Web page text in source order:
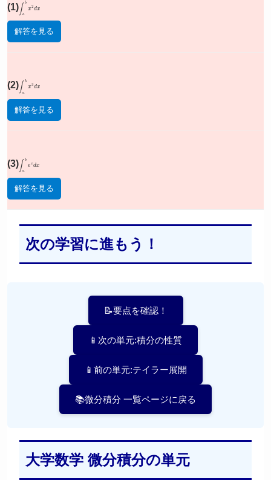
(1) ab 2 d
解答を見る
(2) ab 3 d
解答を見る
(3) ab ex d
解答を見る
次の学習に進もう！
📝要点を確認！
📱次の単元:積分の性質
📱前の単元:テイラー展開
📚微分積分 一覧ページに戻る
大学数学 微分積分の単元